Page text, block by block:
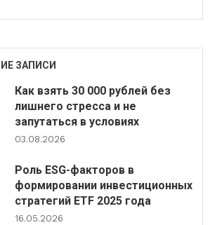
ЗАПИСИ
Как взять 30 000 рублей без
лишнего стресса и не
запутаться в условиях
03.08.2026
Роль ESG-факторов в
формировании инвестиционных
стратегий ETF 2025 года
16.05.2026